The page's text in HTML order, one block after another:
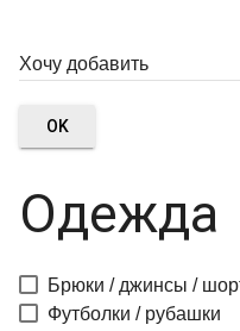
OK
Одежда
Брюки / джинсы /
Футболки / рубашки